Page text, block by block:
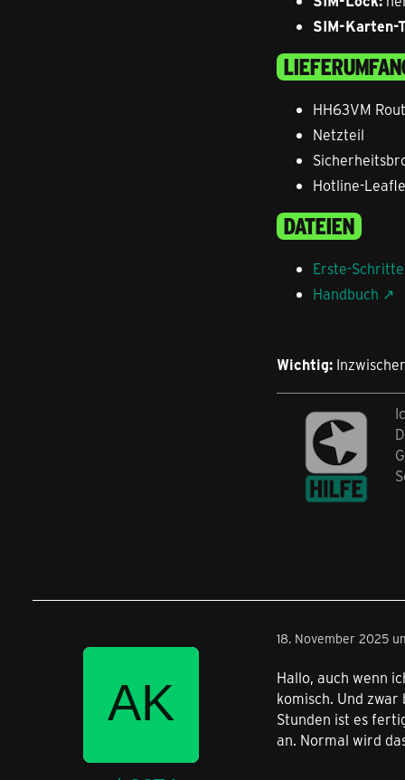
SIM-Karten-
HH63VM
Netzteil
Hotline-
DATEIEN
Erste-
Handbuch
Wichtig:
18. November 2025
Hallo, auch wenn
komisch. Und
Stunden ist es
an. Normal wird